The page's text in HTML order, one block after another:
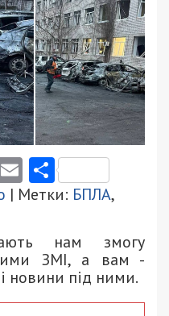
Email
| Метки: БПЛА,
нам змогу
ЗМІ, а вам -
новини під ними.